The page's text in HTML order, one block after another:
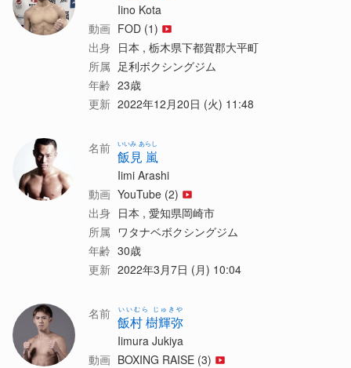
Iino Kota
動画 FOD (1)
出身 日本 , 栃木県下都賀郡大平町
所属 足利ボクシングジム
年齢 23歳
更新 2022年12月20日 (火) 11:48
名前 飯見 嵐
いいみ あらし
Iimi Arashi
動画 YouTube (2)
出身 日本 , 愛知県岡崎市
所属 ワタナベボクシングジム
年齢 30歳
更新 2022年3月7日 (月) 10:04
名前 飯村 樹輝弥
いいむら じゅきや
Iimura Jukiya
動画 BOXING RAISE (3)